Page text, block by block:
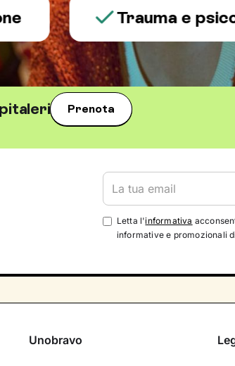
Trauma e
Prenota
Letta l'informativa
informative e promozionali
Unobravo